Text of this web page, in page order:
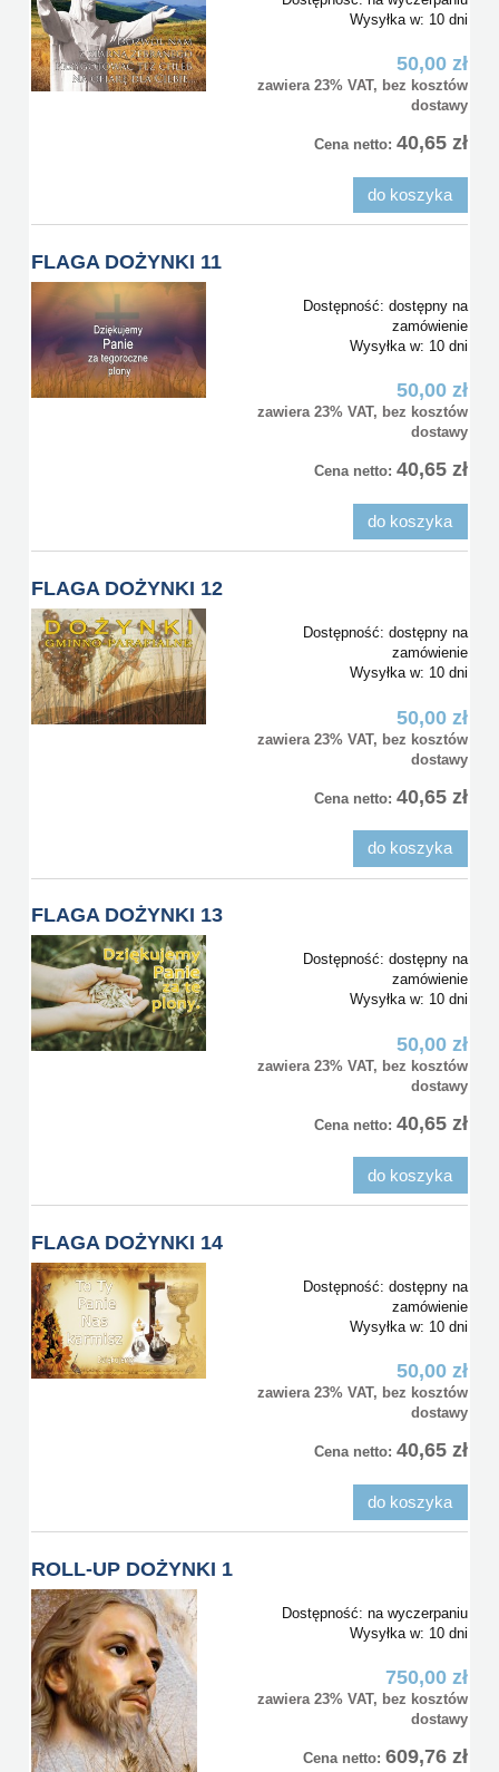
Wysyłka w: 10 dni
50,00 zł
zawiera 23% VAT, bez kosztów
dostawy
Cena netto: 40,65 zł
do koszyka
FLAGA DOŻYNKI 11
Dostępność: dostępny na
zamówienie
Wysyłka w: 10 dni
50,00 zł
zawiera 23% VAT, bez kosztów
dostawy
Cena netto: 40,65 zł
do koszyka
FLAGA DOŻYNKI 12
Dostępność: dostępny na
zamówienie
Wysyłka w: 10 dni
50,00 zł
zawiera 23% VAT, bez kosztów
dostawy
Cena netto: 40,65 zł
do koszyka
FLAGA DOŻYNKI 13
Dostępność: dostępny na
zamówienie
Wysyłka w: 10 dni
50,00 zł
zawiera 23% VAT, bez kosztów
dostawy
Cena netto: 40,65 zł
do koszyka
FLAGA DOŻYNKI 14
Dostępność: dostępny na
zamówienie
Wysyłka w: 10 dni
50,00 zł
zawiera 23% VAT, bez kosztów
dostawy
Cena netto: 40,65 zł
do koszyka
ROLL-UP DOŻYNKI 1
Dostępność: na wyczerpaniu
Wysyłka w: 10 dni
750,00 zł
zawiera 23% VAT, bez kosztów
dostawy
Cena netto: 609,76 zł